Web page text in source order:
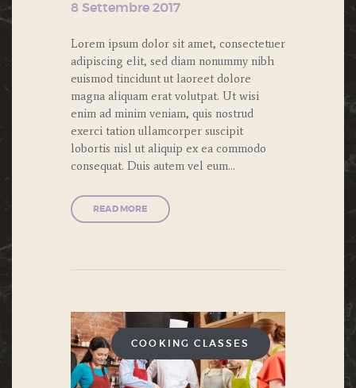
8 Settembre 2017
Lorem ipsum dolor sit amet, consectetuer
adipiscing elit, sed diam nonummy nibh
euismod tincidunt ut laoreet dolore
magna aliquam erat volutpat. Ut wisi
enim ad minim veniam, quis nostrud
exerci tation ullamcorper suscipit
lobortis nisl ut aliquip ex ea commodo
consequat. Duis autem vel eum…
READ MORE
COOKING CLASSES